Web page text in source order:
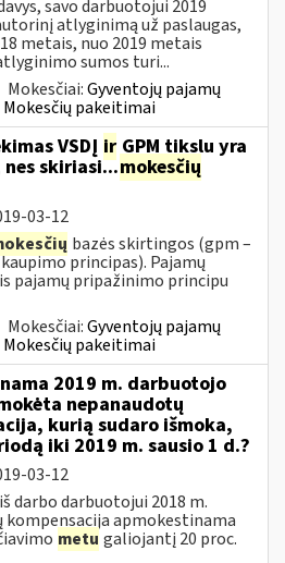
savo darbuotojui 2019
atlyginimą už paslaugas,
metais, nuo 2019 metais
sumos turi...
Mokesčiai:Gyventojų pajamų
Mokesčių pakeitimai
VSDĮ ir GPM tikslu yra
skiriasi...mokesčių
03-12
bazės skirtingos (gpm –
principas). Pajamų
pajamų pripažinimo principu
Mokesčiai:Gyventojų pajamų
Mokesčių pakeitimai
2019 m. darbuotojo
nepanaudotų
kurią sudaro išmoka,
iki 2019 m. sausio 1 d.?
03-12
darbo darbuotojui 2018 m.
apmokestinama
metu galiojantį 20 proc.